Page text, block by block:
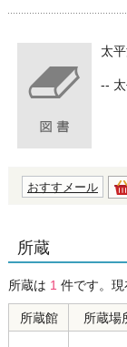
太
--
おすすメール
所蔵
所蔵は 1 件です。
所蔵館 所蔵場